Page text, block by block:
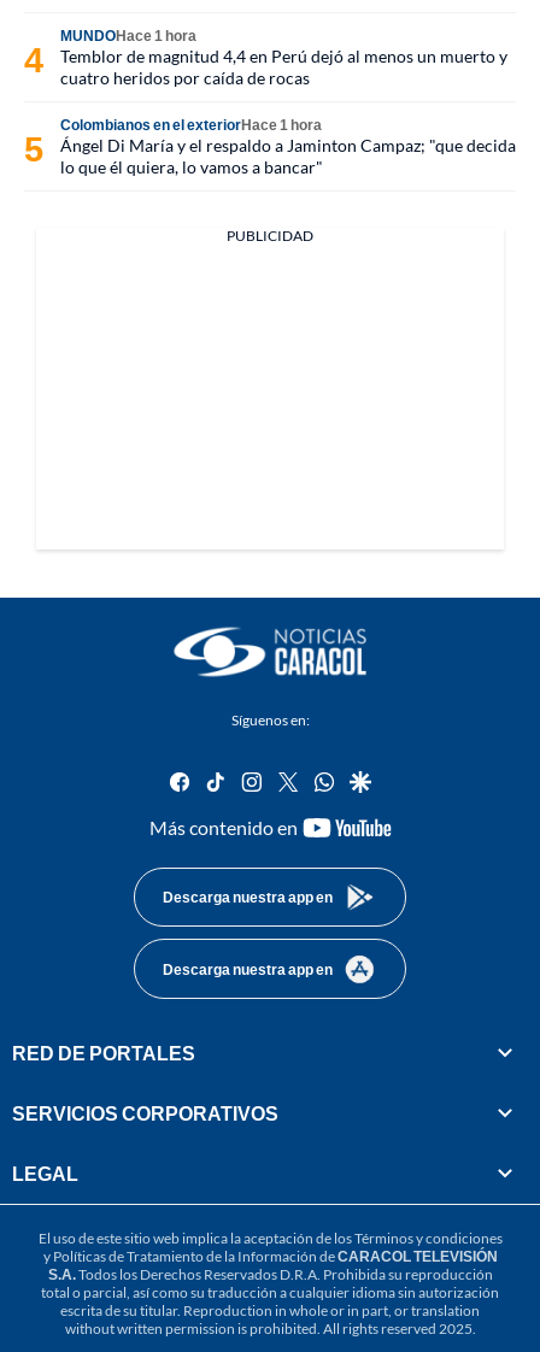
MUNDOHace 1 hora
Temblor de magnitud 4,4 en Perú dejó al menos un muerto y
cuatro heridos por caída de rocas
Colombianos en el exteriorHace 1 hora
Ángel Di María y el respaldo a Jaminton Campaz; "que decida
lo que él quiera, lo vamos a bancar"
PUBLICIDAD
Síguenos en:
facebook
tiktok instagram
twitterwhatsapp
google
Más contenido en
youtube-
Descarga nuestra app en
Descarga nuestra app en
RED DE PORTALES
SERVICIOS CORPORATIVOS
LEGAL
El uso de este sitio web implica la aceptación de losTérminos y condiciones
y Políticas de Tratamiento de la Información deCARACOL TELEVISIÓN
S.A.Todos los Derechos Reservados D.R.A. Prohibida su reproducción
total o parcial, así como su traducción a cualquier idioma sin autorización
escrita de su titular. Reproduction in whole or in part, or translation
without written permission is prohibited. All rights reserved 2025.